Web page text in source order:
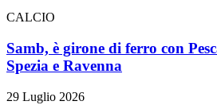
CALCIO
Samb, è girone di ferro con
Spezia e Ravenna
29 Luglio 2026